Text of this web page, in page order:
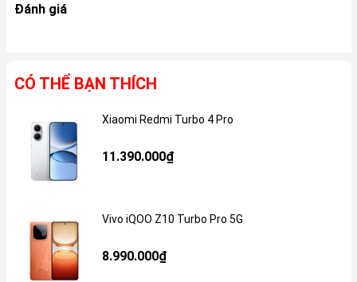
Đánh giá
CÓ THỂ BẠN THÍCH
Xiaomi Redmi Turbo 4 Pro
11.390.000₫
Vivo iQOO Z10 Turbo Pro 5G
8.990.000₫